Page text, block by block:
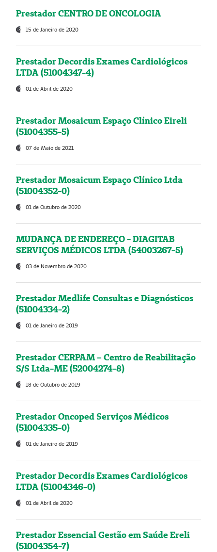
Prestador CENTRO DE ONCOLOGIA
15 de Janeiro de 2020
Prestador Decordis Exames Cardiológicos
LTDA (51004347-4)
01 de Abril de 2020
Prestador Mosaicum Espaço Clínico Eireli
(51004355-5)
07 de Maio de 2021
Prestador Mosaicum Espaço Clínico Ltda
(51004352-0)
01 de Outubro de 2020
MUDANÇA DE ENDEREÇO - DIAGITAB
SERVIÇOS MÉDICOS LTDA (54003267-5)
03 de Novembro de 2020
Prestador Medlife Consultas e Diagnósticos
(51004334-2)
01 de Janeiro de 2019
Prestador CERPAM – Centro de Reabilitação
S/S Ltda-ME (52004274-8)
18 de Outubro de 2019
Prestador Oncoped Serviços Médicos
(51004335-0)
01 de Janeiro de 2019
Prestador Decordis Exames Cardiológicos
LTDA (51004346-0)
01 de Abril de 2020
Prestador Essencial Gestão em Saúde Ereli
(51004354-7)